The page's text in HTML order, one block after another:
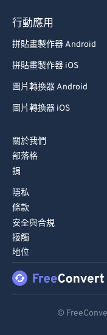
行動應用
拼貼畫製作器 Android
拼貼畫製作器 iOS
圖片轉換器 Android
圖片轉換器 iOS
關於我們
部落格
捐
隱私
條款
安全與合規
接觸
地位
©